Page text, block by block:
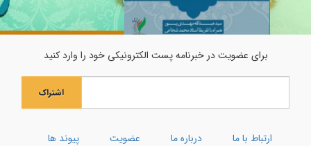
برای عضویت در خبرنامه پست الکترونیکی خود را وارد کنید
اشتراک
ارتباط با ما درباره ما عضویت پیوند ها